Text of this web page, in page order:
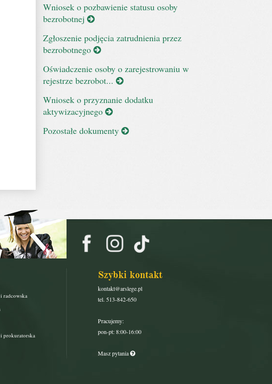
Wniosek o pozbawienie statusu osoby
bezrobotnej
Zgłoszenie podjęcia zatrudnienia przez
bezrobotnego
Oświadczenie osoby o zarejestrowaniu w
rejestrze bezrobot...
Wniosek o przyznanie dodatku
aktywizacyjnego
Pozostałe dokumenty
radcowska
prokuratorska
Szybki kontakt
kontakt@arslege.pl
tel. 513-842-650
Pracujemy:
pon-pt: 8:00-16:00
Masz pytania